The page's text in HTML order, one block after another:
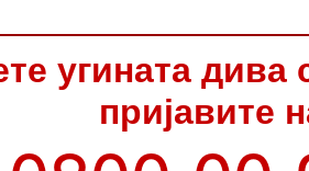
угината
пријавите